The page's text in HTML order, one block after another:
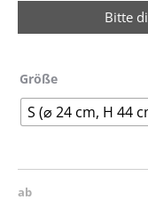
Bitte
Größe
S (⌀ 24 cm, H 44
ab